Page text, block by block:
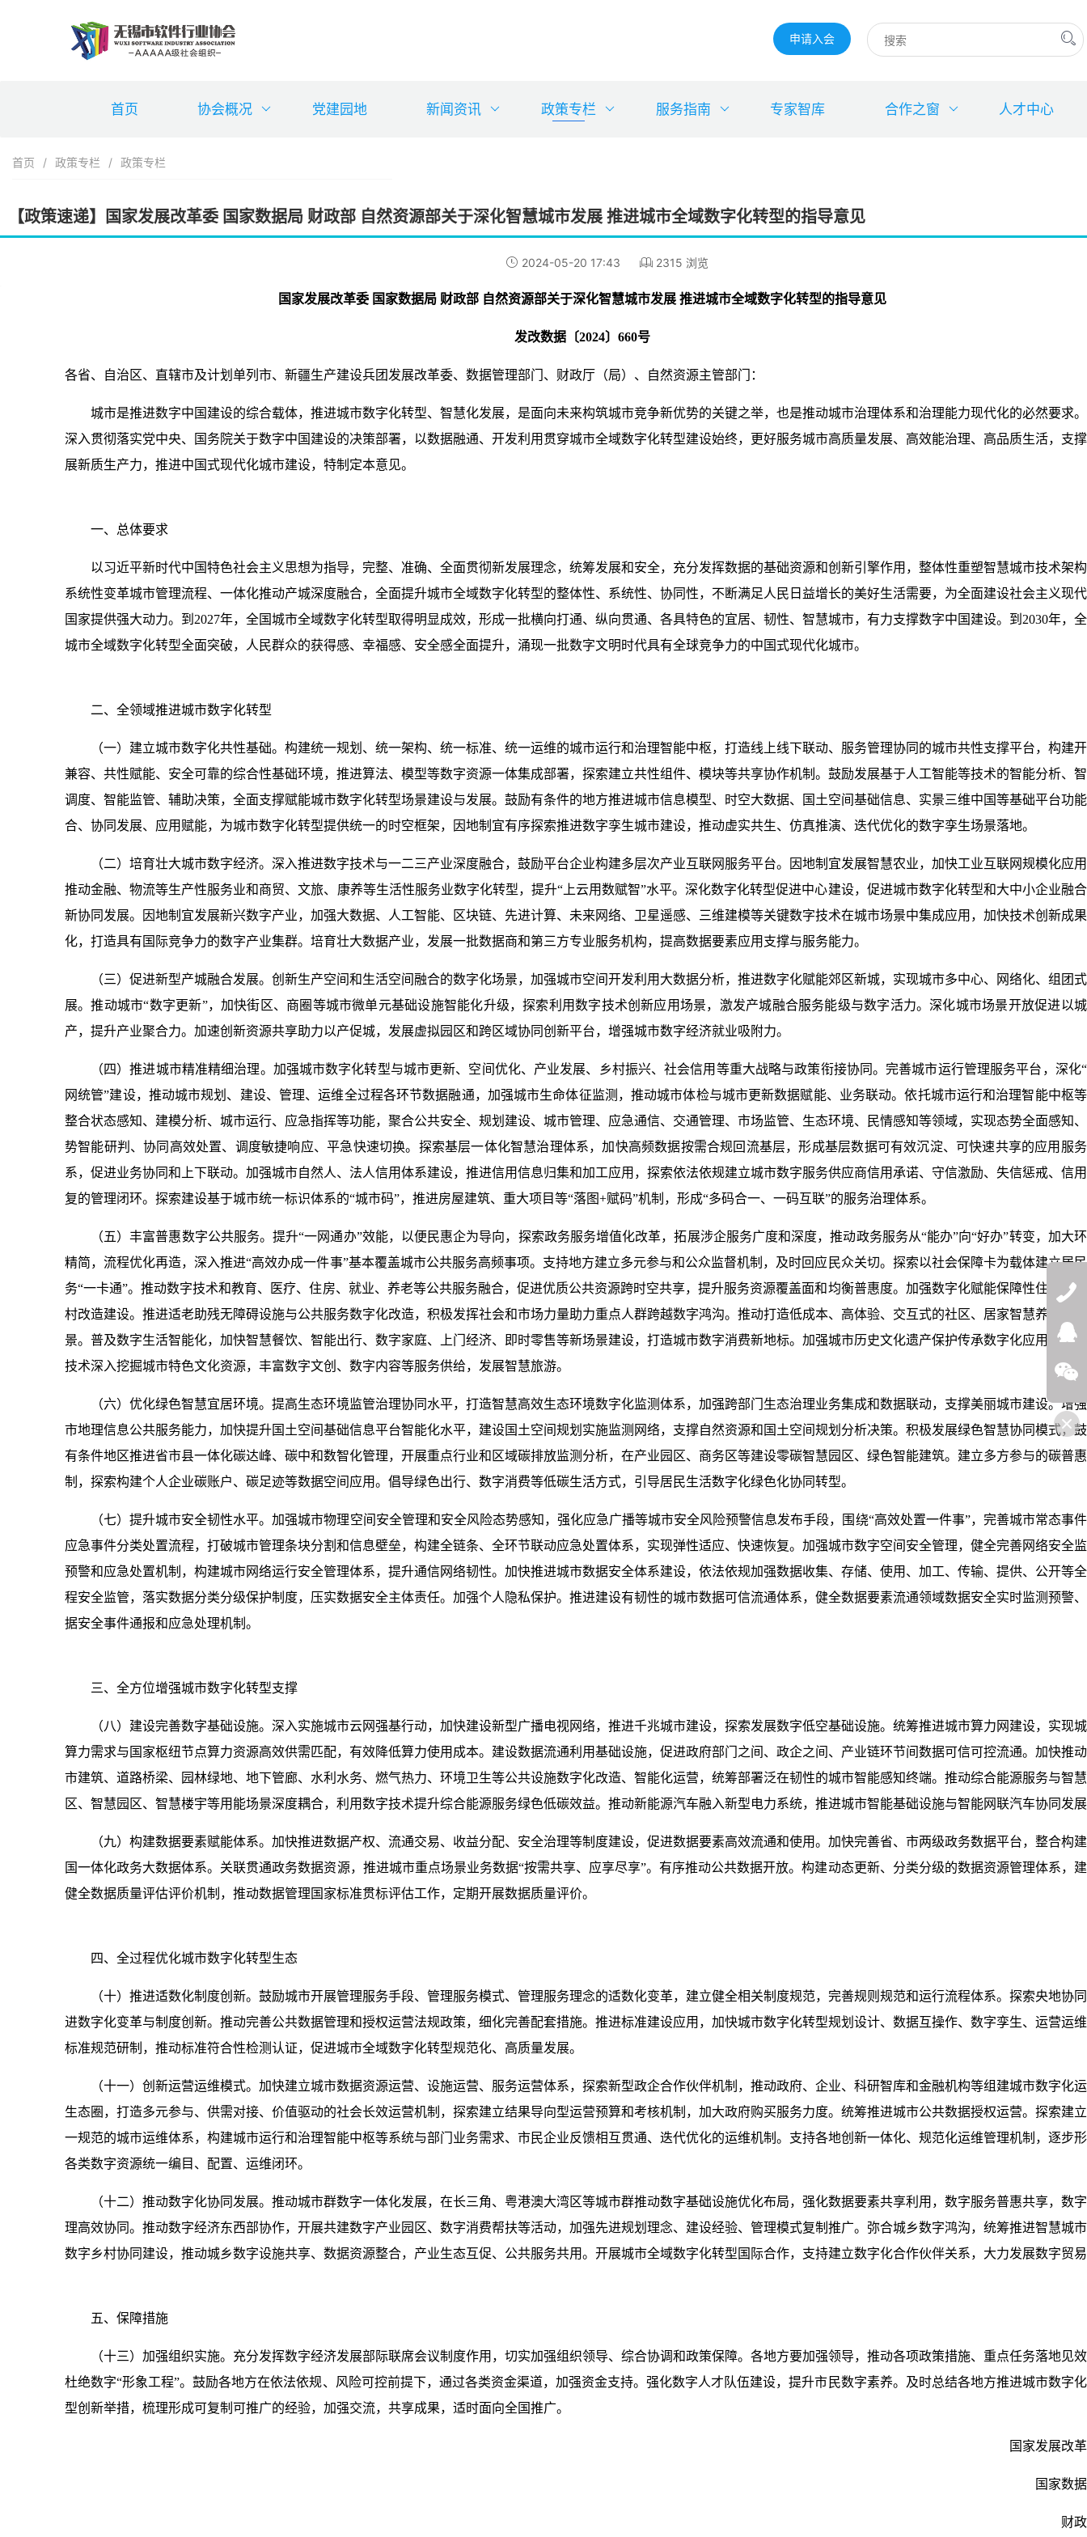
申请入会
首页 协会概况 党建园地 新闻资讯 政策专栏 服务指南 专家智库 合作之窗 人才中心
首页 / 政策专栏 / 政策专栏
【政策速递】国家发展改革委 国家数据局 财政部 自然资源部关于深化智慧城市发展 推进城市全域数字化转型的指导意见
2024-05-20 17:43 2315 浏览
国家发展改革委 国家数据局 财政部 自然资源部关于深化智慧城市发展 推进城市全域数字化转型的指导意见
发改数据〔2024〕660号
各省、自治区、直辖市及计划单列市、新疆生产建设兵团发展改革委、数据管理部门、财政厅（局）、自然资源主管部门：
城市是推进数字中国建设的综合载体，推进城市数字化转型、智慧化发展，是面向未来构筑城市竞争新优势的关键之举，也是推动城市治理体系和治理能力现代化的必然要求
深入贯彻落实党中央、国务院关于数字中国建设的决策部署，以数据融通、开发利用贯穿城市全域数字化转型建设始终，更好服务城市高质量发展、高效能治理、高品质生活，支
展新质生产力，推进中国式现代化城市建设，特制定本意见。
一、总体要求
以习近平新时代中国特色社会主义思想为指导，完整、准确、全面贯彻新发展理念，统筹发展和安全，充分发挥数据的基础资源和创新引擎作用，整体性重塑智慧城市技术架
系统性变革城市管理流程、一体化推动产城深度融合，全面提升城市全域数字化转型的整体性、系统性、协同性，不断满足人民日益增长的美好生活需要，为全面建设社会主义现
国家提供强大动力。到2027年，全国城市全域数字化转型取得明显成效，形成一批横向打通、纵向贯通、各具特色的宜居、韧性、智慧城市，有力支撑数字中国建设。到2030年，
城市全域数字化转型全面突破，人民群众的获得感、幸福感、安全感全面提升，涌现一批数字文明时代具有全球竞争力的中国式现代化城市。
二、全领域推进城市数字化转型
（一）建立城市数字化共性基础。构建统一规划、统一架构、统一标准、统一运维的城市运行和治理智能中枢，打造线上线下联动、服务管理协同的城市共性支撑平台，构建
兼容、共性赋能、安全可靠的综合性基础环境，推进算法、模型等数字资源一体集成部署，探索建立共性组件、模块等共享协作机制。鼓励发展基于人工智能等技术的智能分析、
调度、智能监管、辅助决策，全面支撑赋能城市数字化转型场景建设与发展。鼓励有条件的地方推进城市信息模型、时空大数据、国土空间基础信息、实景三维中国等基础平台功
合、协同发展、应用赋能，为城市数字化转型提供统一的时空框架，因地制宜有序探索推进数字孪生城市建设，推动虚实共生、仿真推演、迭代优化的数字孪生场景落地。
（二）培育壮大城市数字经济。深入推进数字技术与一二三产业深度融合，鼓励平台企业构建多层次产业互联网服务平台。因地制宜发展智慧农业，加快工业互联网规模化应
推动金融、物流等生产性服务业和商贸、文旅、康养等生活性服务业数字化转型，提升“上云用数赋智”水平。深化数字化转型促进中心建设，促进城市数字化转型和大中小企业融
新协同发展。因地制宜发展新兴数字产业，加强大数据、人工智能、区块链、先进计算、未来网络、卫星遥感、三维建模等关键数字技术在城市场景中集成应用，加快技术创新成
化，打造具有国际竞争力的数字产业集群。培育壮大数据产业，发展一批数据商和第三方专业服务机构，提高数据要素应用支撑与服务能力。
（三）促进新型产城融合发展。创新生产空间和生活空间融合的数字化场景，加强城市空间开发利用大数据分析，推进数字化赋能郊区新城，实现城市多中心、网络化、组团
展。推动城市“数字更新”，加快街区、商圈等城市微单元基础设施智能化升级，探索利用数字技术创新应用场景，激发产城融合服务能级与数字活力。深化城市场景开放促进以
产，提升产业聚合力。加速创新资源共享助力以产促城，发展虚拟园区和跨区域协同创新平台，增强城市数字经济就业吸附力。
（四）推进城市精准精细治理。加强城市数字化转型与城市更新、空间优化、产业发展、乡村振兴、社会信用等重大战略与政策衔接协同。完善城市运行管理服务平台，深化
网统管”建设，推动城市规划、建设、管理、运维全过程各环节数据融通，加强城市生命体征监测，推动城市体检与城市更新数据赋能、业务联动。依托城市运行和治理智能中枢
整合状态感知、建模分析、城市运行、应急指挥等功能，聚合公共安全、规划建设、城市管理、应急通信、交通管理、市场监管、生态环境、民情感知等领域，实现态势全面感知
势智能研判、协同高效处置、调度敏捷响应、平急快速切换。探索基层一体化智慧治理体系，加快高频数据按需合规回流基层，形成基层数据可有效沉淀、可快速共享的应用服
系，促进业务协同和上下联动。加强城市自然人、法人信用体系建设，推进信用信息归集和加工应用，探索依法依规建立城市数字服务供应商信用承诺、守信激励、失信惩戒、信
复的管理闭环。探索建设基于城市统一标识体系的“城市码”，推进房屋建筑、重大项目等“落图+赋码”机制，形成“多码合一、一码互联”的服务治理体系。
（五）丰富普惠数字公共服务。提升“一网通办”效能，以便民惠企为导向，探索政务服务增值化改革，拓展涉企服务广度和深度，推动政务服务从“能办”向“好办”转变，加大
精简，流程优化再造，深入推进“高效办成一件事”基本覆盖城市公共服务高频事项。支持地方建立多元参与和公众监督机制，及时回应民众关切。探索以社会保障卡为载体建立居
务“一卡通”。推动数字技术和教育、医疗、住房、就业、养老等公共服务融合，促进优质公共资源跨时空共享，提升服务资源覆盖面和均衡普惠度。加强数字化赋能保障性住房、
村改造建设。推进适老助残无障碍设施与公共服务数字化改造，积极发挥社会和市场力量助力重点人群跨越数字鸿沟。推动打造低成本、高体验、交互式的社区、居家智慧养老服
景。普及数字生活智能化，加快智慧餐饮、智能出行、数字家庭、上门经济、即时零售等新场景建设，打造城市数字消费新地标。加强城市历史文化遗产保护传承数字化应用，以
技术深入挖掘城市特色文化资源，丰富数字文创、数字内容等服务供给，发展智慧旅游。
（六）优化绿色智慧宜居环境。提高生态环境监管治理协同水平，打造智慧高效生态环境数字化监测体系，加强跨部门生态治理业务集成和数据联动，支撑美丽城市建设。增
市地理信息公共服务能力，加快提升国土空间基础信息平台智能化水平，建设国土空间规划实施监测网络，支撑自然资源和国土空间规划分析决策。积极发展绿色智慧协同模式，
有条件地区推进省市县一体化碳达峰、碳中和数智化管理，开展重点行业和区域碳排放监测分析，在产业园区、商务区等建设零碳智慧园区、绿色智能建筑。建立多方参与的碳普
制，探索构建个人企业碳账户、碳足迹等数据空间应用。倡导绿色出行、数字消费等低碳生活方式，引导居民生活数字化绿色化协同转型。
（七）提升城市安全韧性水平。加强城市物理空间安全管理和安全风险态势感知，强化应急广播等城市安全风险预警信息发布手段，围绕“高效处置一件事”，完善城市常态事
应急事件分类处置流程，打破城市管理条块分割和信息壁垒，构建全链条、全环节联动应急处置体系，实现弹性适应、快速恢复。加强城市数字空间安全管理，健全完善网络安全
预警和应急处置机制，构建城市网络运行安全管理体系，提升通信网络韧性。加快推进城市数据安全体系建设，依法依规加强数据收集、存储、使用、加工、传输、提供、公开等
程安全监管，落实数据分类分级保护制度，压实数据安全主体责任。加强个人隐私保护。推进建设有韧性的城市数据可信流通体系，健全数据要素流通领域数据安全实时监测预警
据安全事件通报和应急处理机制。
三、全方位增强城市数字化转型支撑
（八）建设完善数字基础设施。深入实施城市云网强基行动，加快建设新型广播电视网络，推进千兆城市建设，探索发展数字低空基础设施。统筹推进城市算力网建设，实现
算力需求与国家枢纽节点算力资源高效供需匹配，有效降低算力使用成本。建设数据流通利用基础设施，促进政府部门之间、政企之间、产业链环节间数据可信可控流通。加快推
市建筑、道路桥梁、园林绿地、地下管廊、水利水务、燃气热力、环境卫生等公共设施数字化改造、智能化运营，统筹部署泛在韧性的城市智能感知终端。推动综合能源服务与智
区、智慧园区、智慧楼宇等用能场景深度耦合，利用数字技术提升综合能源服务绿色低碳效益。推动新能源汽车融入新型电力系统，推进城市智能基础设施与智能网联汽车协同发
（九）构建数据要素赋能体系。加快推进数据产权、流通交易、收益分配、安全治理等制度建设，促进数据要素高效流通和使用。加快完善省、市两级政务数据平台，整合构
国一体化政务大数据体系。关联贯通政务数据资源，推进城市重点场景业务数据“按需共享、应享尽享”。有序推动公共数据开放。构建动态更新、分类分级的数据资源管理体系，
健全数据质量评估评价机制，推动数据管理国家标准贯标评估工作，定期开展数据质量评价。
四、全过程优化城市数字化转型生态
（十）推进适数化制度创新。鼓励城市开展管理服务手段、管理服务模式、管理服务理念的适数化变革，建立健全相关制度规范，完善规则规范和运行流程体系。探索央地协
进数字化变革与制度创新。推动完善公共数据管理和授权运营法规政策，细化完善配套措施。推进标准建设应用，加快城市数字化转型规划设计、数据互操作、数字孪生、运营运
标准规范研制，推动标准符合性检测认证，促进城市全域数字化转型规范化、高质量发展。
（十一）创新运营运维模式。加快建立城市数据资源运营、设施运营、服务运营体系，探索新型政企合作伙伴机制，推动政府、企业、科研智库和金融机构等组建城市数字化
生态圈，打造多元参与、供需对接、价值驱动的社会长效运营机制，探索建立结果导向型运营预算和考核机制，加大政府购买服务力度。统筹推进城市公共数据授权运营。探索建
一规范的城市运维体系，构建城市运行和治理智能中枢等系统与部门业务需求、市民企业反馈相互贯通、迭代优化的运维机制。支持各地创新一体化、规范化运维管理机制，逐步
各类数字资源统一编目、配置、运维闭环。
（十二）推动数字化协同发展。推动城市群数字一体化发展，在长三角、粤港澳大湾区等城市群推动数字基础设施优化布局，强化数据要素共享利用，数字服务普惠共享，数
理高效协同。推动数字经济东西部协作，开展共建数字产业园区、数字消费帮扶等活动，加强先进规划理念、建设经验、管理模式复制推广。弥合城乡数字鸿沟，统筹推进智慧城
数字乡村协同建设，推动城乡数字设施共享、数据资源整合，产业生态互促、公共服务共用。开展城市全域数字化转型国际合作，支持建立数字化合作伙伴关系，大力发展数字贸
五、保障措施
（十三）加强组织实施。充分发挥数字经济发展部际联席会议制度作用，切实加强组织领导、综合协调和政策保障。各地方要加强领导，推动各项政策措施、重点任务落地见
杜绝数字“形象工程”。鼓励各地方在依法依规、风险可控前提下，通过各类资金渠道，加强资金支持。强化数字人才队伍建设，提升市民数字素养。及时总结各地方推进城市数字
型创新举措，梳理形成可复制可推广的经验，加强交流，共享成果，适时面向全国推广。
国家发展改
国家数
财
微信